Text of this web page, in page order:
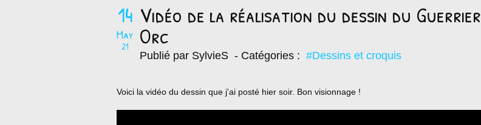
14
May
21
Vidéo de la réalisation du dessin du Guerrier
Orc
Publié par SylvieS - Catégories : #Dessins et croquis
Voici la vidéo du dessin que j'ai posté hier soir. Bon visionnage !